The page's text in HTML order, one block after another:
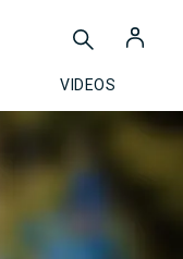
VIDEOS